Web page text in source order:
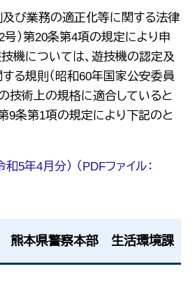
び業務の適正化等に関する法律
号）第20条第4項の規定により申
機については、遊技機の認定及
る規則（昭和60年国家公安委員
技術上の規格に適合していると
9条第1項の規定により下記のと
5年4月分） （PDFファイル：
熊本県警察本部 生活環境課